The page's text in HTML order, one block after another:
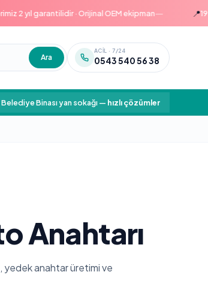
2 yıl garantilidir · Orijinal OEM ekipman—
Ara
ACIL · 7/24
0543 540 56 38
Binası yan sokağı— hızlı çözümler
Anahtarı
yedek anahtar üretimi ve